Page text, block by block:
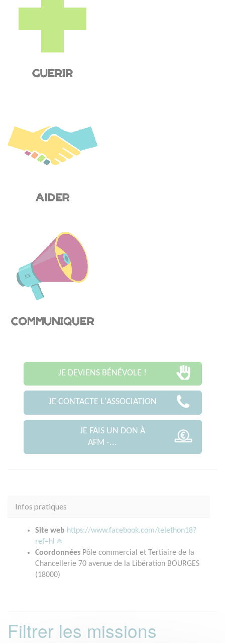
JE DEVIENS BÉNÉVOLE !
JE CONTACTE L'ASSOCIATION
JE FAIS UN DON À
AFM -...
Infos pratiques
Site web https://www.facebook.com/telethon18?
ref=hl
Coordonnées Pôle commercial et Tertiaire de la
Chancellerie 70 avenue de la Libération BOURGES
(18000)
Filtrer les missions